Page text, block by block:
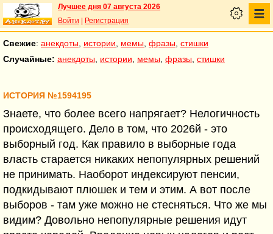
Лучшее дня 07 августа 2026
Войти
Регистрация
Свежие: анекдоты истории мемы фразы стишки
Случайные: анекдоты истории мемы фразы стишки
ИСТОРИЯ №1594195
Знаете, что более всего напрягает? Нелогичность
происходящего. Дело в том, что 2026й - это
выборный год. Как правило в выборные года
власть старается никаких непопулярных решений
не принимать. Наоборот индексируют пенсии,
подкидывают плюшек и тем и этим. А вот после
выборов - там уже можно не стесняться. Что же мы
видим? Довольно непопулярные решения идут